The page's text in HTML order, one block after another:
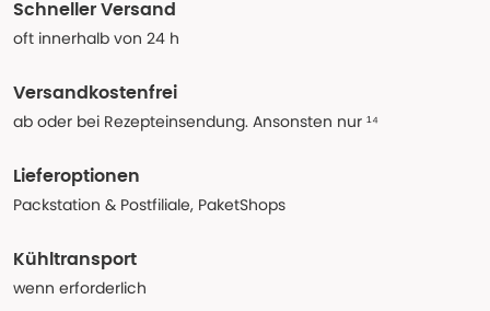
Schneller Versand
oft innerhalb von 24 h
Versandkostenfrei
ab oder bei Rezepteinsendung. Ansonsten nur ¹⁴
Lieferoptionen
Packstation & Postfiliale, PaketShops
Kühltransport
wenn erforderlich